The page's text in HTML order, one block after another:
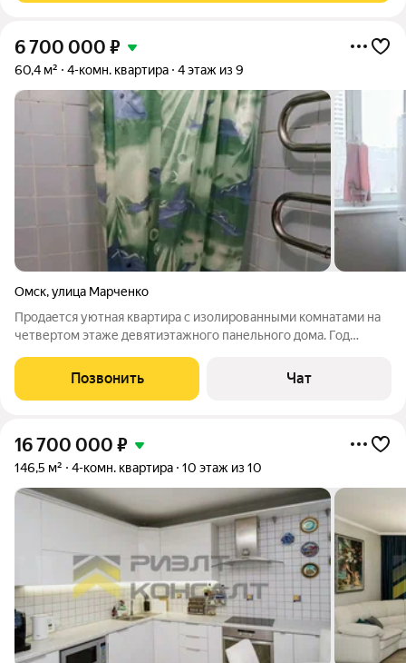
6 700 000 ₽
60,4 м² 4-комн. квартира 4 этаж из 9
Омск,улица Марченко
Продается уютная квартира с изолированными комнатами на
четвертом этаже девятиэтажного панельного дома. Год
что позволяет сразу въехать и жить. во всей квартире
пластиковые окна. Из окон
Позвонить Чат
16 700 000 ₽
146,5 м² 4-комн. квартира 10 этаж из 10